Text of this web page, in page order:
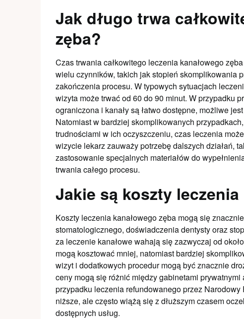
Jak długo trwa
zęba?
Czas trwania całkowitego leczenia kanałowego
wielu czynników, takich jak stopień skomplikowania
zakończenia procesu. W typowych sytuacjach
wizyta może trwać od 60 do 90 minut. W przypadku
ograniczona i kanały są łatwo dostępne, możliwe
Natomiast w bardziej skomplikowanych
trudnościami w ich oczyszczeniu, czas leczenia
wizycie lekarz zauważy potrzebę dalszych działań,
zastosowanie specjalnych materiałów do
trwania całego procesu.
Jakie są koszty leczenia
Koszty leczenia kanałowego zęba mogą się
stomatologicznego, doświadczenia dentysty oraz
za leczenie kanałowe wahają się zazwyczaj od
mogą kosztować mniej, natomiast bardziej
wizyt i dodatkowych procedur mogą być znacznie
ceny mogą się różnić między gabinetami
przypadku leczenia refundowanego przez
niższe, ale często wiążą się z dłuższym czasem
dostępnych usług.